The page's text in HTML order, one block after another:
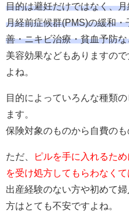
目的は避妊だけではなく、
月経前症候群(PMS)の緩和
善・ニキビ治療・貧血予防
美容効果などもありますの
よね。
目的によっていろんな種類
ます。
保険対象のものから自費のも
ただ、
ピルを手に入れるた
を受け処方してもらわなくて
出産経験のない方や初めて
方はとても不安ですよね。